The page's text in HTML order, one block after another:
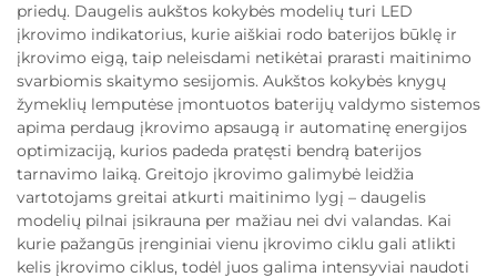
priedų. Daugelis aukštos kokybės modelių turi LED
įkrovimo indikatorius, kurie aiškiai rodo baterijos būklę ir
įkrovimo eigą, taip neleisdami netikėtai prarasti maitinimo
svarbiomis skaitymo sesijomis. Aukštos kokybės knygų
žymeklių lemputėse įmontuotos baterijų valdymo sistemos
apima perdaug įkrovimo apsaugą ir automatinę energijos
optimizaciją, kurios padeda pratęsti bendrą baterijos
tarnavimo laiką. Greitojo įkrovimo galimybė leidžia
vartotojams greitai atkurti maitinimo lygį – daugelis
modelių pilnai įsikrauna per mažiau nei dvi valandas. Kai
kurie pažangūs įrenginiai vienu įkrovimo ciklu gali atlikti
kelis įkrovimo ciklus, todėl juos galima intensyviai naudoti